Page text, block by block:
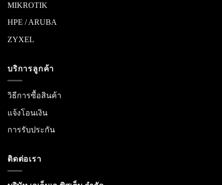
MIKROTIK
HPE / ARUBA
ZYXEL
บริการลูกค้า
วิธีการซื้อสินค้า
แจ้งโอนเงิน
การรับประกัน
ติดต่อเรา